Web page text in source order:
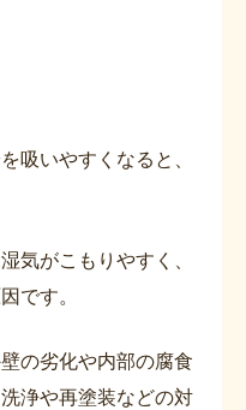
吸いやすくなると、
気がこもりやすく、
です。
の劣化や内部の腐食
浄や再塗装などの対